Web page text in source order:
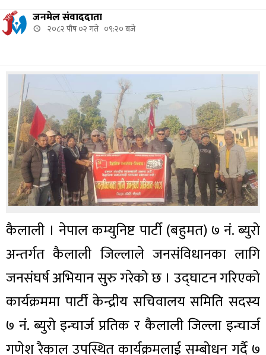
जनमेल संवाददाता
२०८२ पौष ०२ गते ०९:२० बजे
कैलाली । नेपाल कम्युनिष्ट पार्टी (बहुमत) ७ नं. ब्युरो
अन्तर्गत कैलाली जिल्लाले जनसंविधानका लागि
जनसंघर्ष अभियान सुरु गरेको छ । उद्घाटन गरिएको
कार्यक्रममा पार्टी केन्द्रीय सचिवालय समिति सदस्य
७ नं. ब्युरो इन्चार्ज प्रतिक र कैलाली जिल्ला इन्चार्ज
गणेश रैकाल उपस्थित कार्यक्रमलाई सम्बोधन गर्दै ७